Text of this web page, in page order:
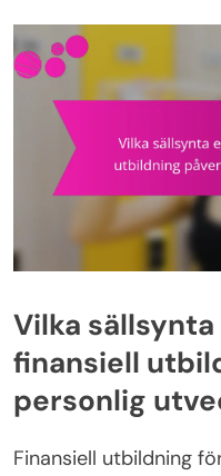
Vilka
finansiell
personlig
Finansiell utbildning